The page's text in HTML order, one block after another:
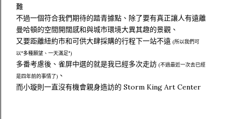
難
不過一個符合我們期待的踏青據點、除了要有真正讓人有遠離
曼哈頓的空間開闊感和與城市環境大異其趣的景觀、
又要距離紐約市和可供大肆採購的行程下一站不遠 (所以我們可
以"多種願望、一天滿足")
多番考慮後、雀屏中選的就是我已經多次走訪 (不過最近一次去已經
是四年前的事情了) 、
而小璇則一直沒有機會親身造訪的 Storm King Art Center